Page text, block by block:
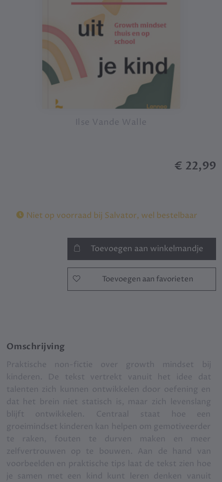
Ilse Vande Walle
€ 22,99
Niet op voorraad bij Salvator, wel bestelbaar
Toevoegen aan winkelmandje
Toevoegen aan favorieten
Omschrijving
Praktische non-fictie over growth mindset bij
kinderen. De tekst vertrekt vanuit het idee dat
talenten zich kunnen ontwikkelen door oefening en
dat het brein niet statisch is, maar zich levenslang
blijft ontwikkelen. Centraal staat hoe een
groeimindset kinderen kan helpen om gemotiveerder
te raken, fouten te durven maken en meer
zelfvertrouwen op te bouwen. Aan de hand van
voorbeelden en praktische tips laat de tekst zien hoe
je samen met een kind kunt leren denken vanuit